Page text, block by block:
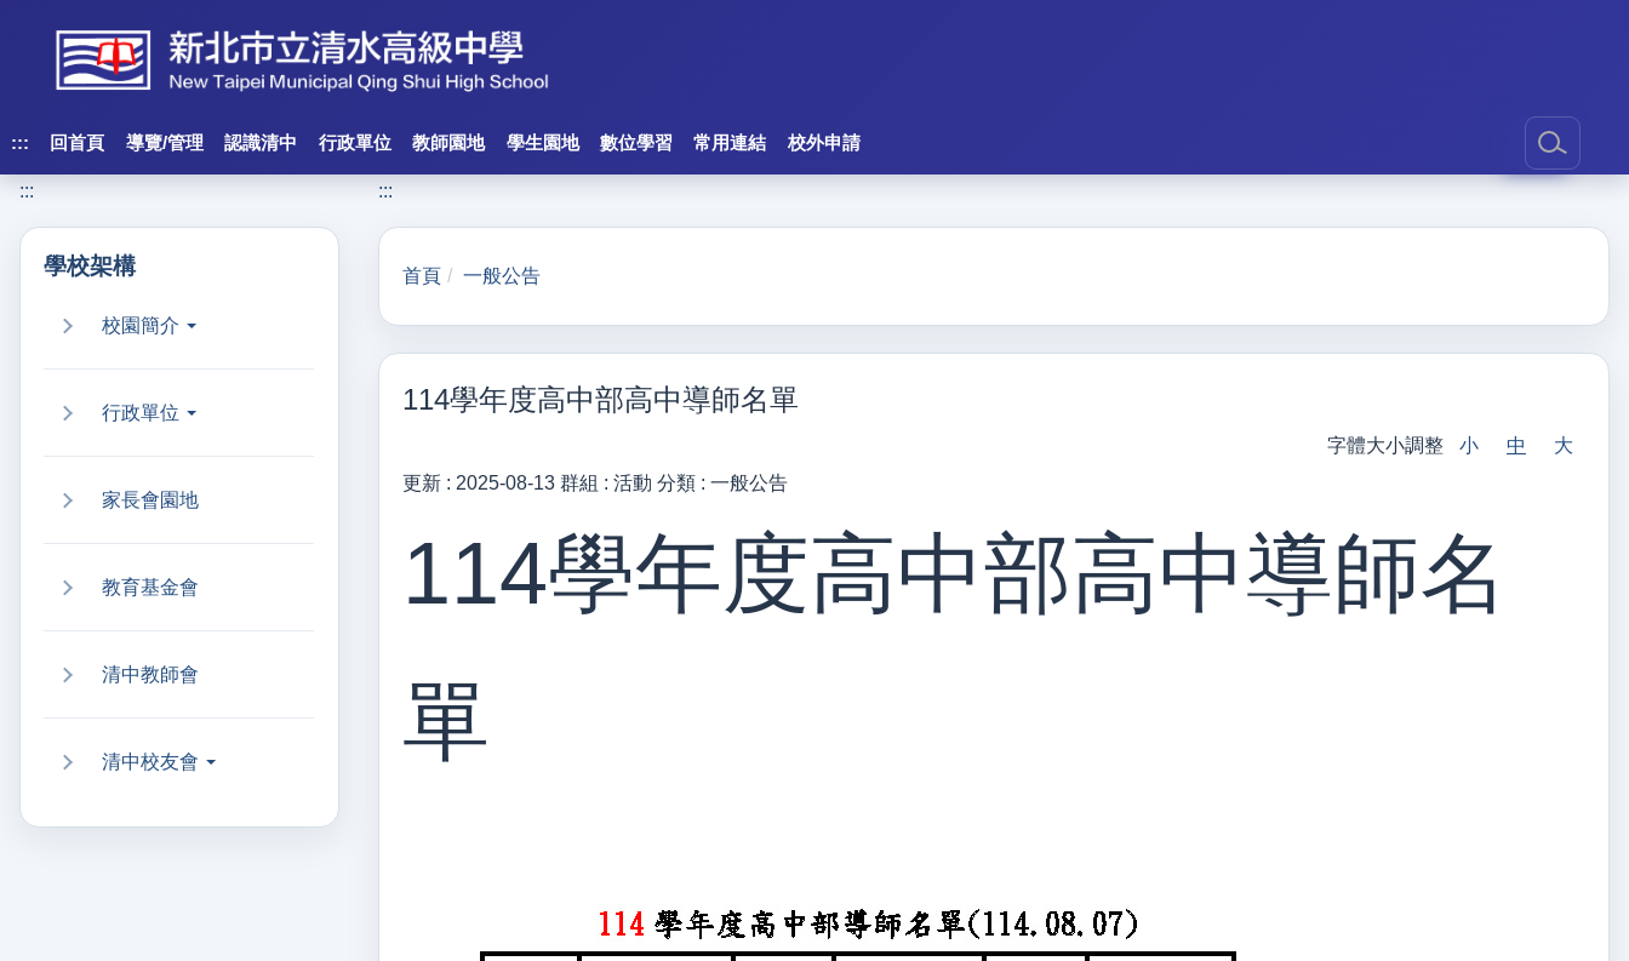
內
區
塊
::: 回首頁 導覽/管理 認識清中 行政單位 教師園地 學生園地 數位學習 常用連結 校外申請
:::
學校架構
校園簡介
行政單位
家長會園地
教育基金會
清中教師會
清中校友會
:::
首頁 一般公告
114學年度高中部高中導師名單
字體大小調整 小 中
大
更新 :2025-08-13群組 :活動 分類 :一般公告
114學年度高中部高中導師名
單